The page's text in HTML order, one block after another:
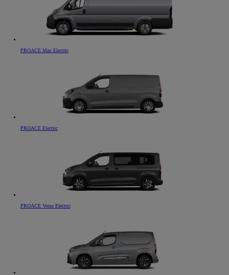
PROACE Max Electric
PROACE Electric
PROACE Verso Electric